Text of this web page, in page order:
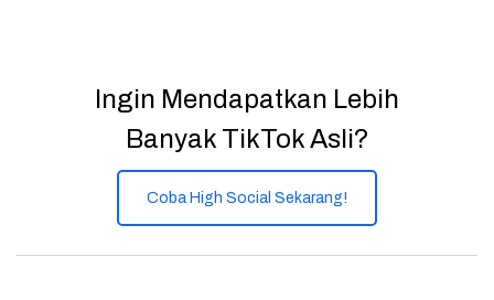
Ingin Mendapatkan Lebih
Banyak TikTok Asli?
Coba High Social Sekarang!